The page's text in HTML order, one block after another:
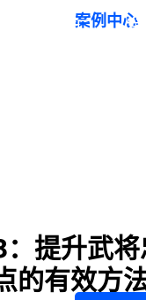
首页登录入口 发
案例中心
提升武
的有效方